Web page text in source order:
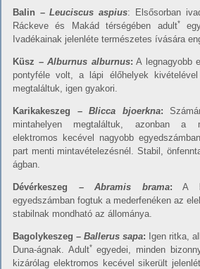
Balin –Leuciscus aspius: Elsősorban
Ráckeve és Makád térségében adult*
Ivadékainak jelenléte természetes ívására
Küsz –Alburnus alburnus: A legnagyobb
pontyféle volt, a lápi élőhelyek kivételével
megtaláltuk, igen gyakori.
Karikakeszeg – Blicca bjoerkna:
mintahelyen megtaláltuk, azonban a
elektromos kecével nagyobb
part menti mintavételezésnél. Stabil,
ágban.
Dévérkeszeg – Abramis brama: A
egyedszámban fogtuk a mederfenéken az
stabilnak mondható az állománya.
Bago lykeszeg – Ballerus sapa: Igen ritka,
Duna-ágnak. Adult* egyedei, minden
kizárólag elektromos kecével sikerült